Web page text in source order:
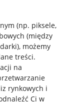
(np. piksele,
(między
, możemy
treści.
na
rynkowych i
Ci w